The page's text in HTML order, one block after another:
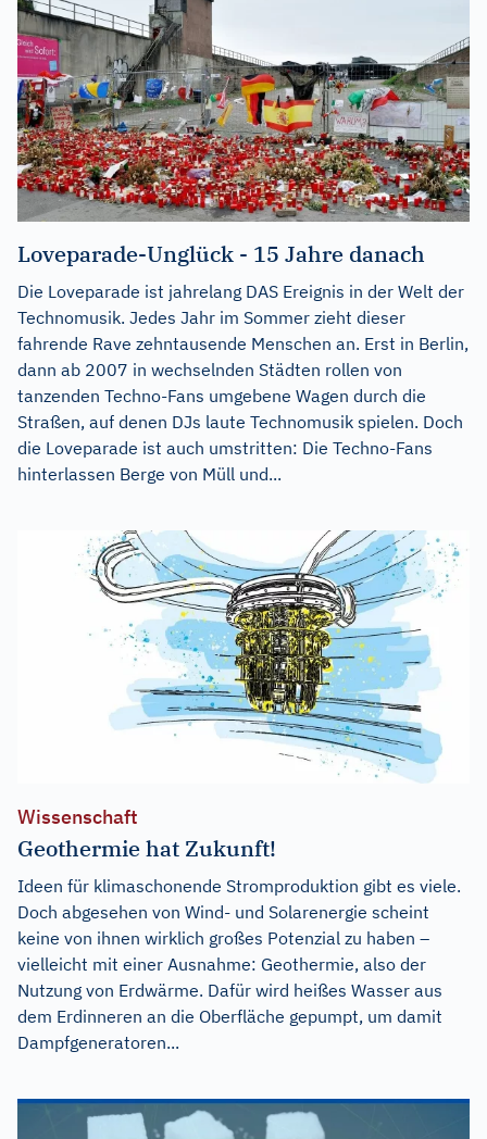
Loveparade-Unglück - 15 Jahre danach
Die Loveparade ist jahrelang DAS Ereignis in der Welt der
Technomusik. Jedes Jahr im Sommer zieht dieser
fahrende Rave zehntausende Menschen an. Erst in Berlin,
dann ab 2007 in wechselnden Städten rollen von
tanzenden Techno-Fans umgebene Wagen durch die
Straßen, auf denen DJs laute Technomusik spielen. Doch
die Loveparade ist auch umstritten: Die Techno-Fans
hinterlassen Berge von Müll und...
Wissenschaft
Geothermie hat Zukunft!
Ideen für klimaschonende Stromproduktion gibt es viele.
Doch abgesehen von Wind- und Solarenergie scheint
keine von ihnen wirklich großes Potenzial zu haben –
vielleicht mit einer Ausnahme: Geothermie, also der
Nutzung von Erdwärme. Dafür wird heißes Wasser aus
dem Erdinneren an die Oberfläche gepumpt, um damit
Dampfgeneratoren...